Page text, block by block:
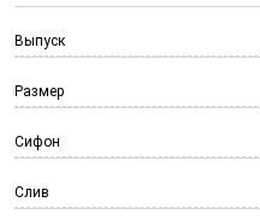
Выпуск
Размер
Сифон
Слив